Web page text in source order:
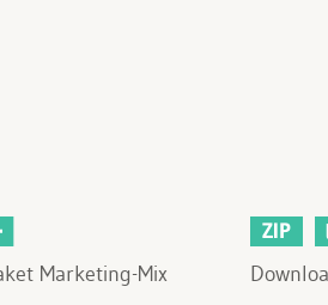
Marketing-Mix
ZIP